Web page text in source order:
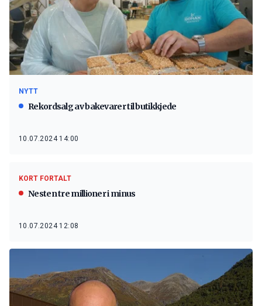
NYTT
Rekordsalg av bakevarer til butikkjede
10.07.2024 14:00
KORT FORTALT
Nesten tre millioner i minus
10.07.2024 12:08